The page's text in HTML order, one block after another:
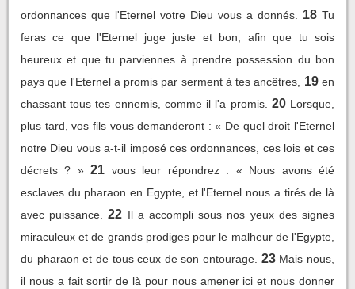
ordonnances que l'Eternel votre Dieu vous a donnés.
18 Tu
feras ce que l'Eternel juge juste et bon, afin que tu sois
heureux et que tu parviennes à prendre possession du bon
pays que l'Eternel a promis par serment à tes ancêtres,
19 en
chassant tous tes ennemis, comme il l'a promis. 20 Lorsque,
plus tard, vos fils vous demanderont : « De quel droit l'Eternel
notre Dieu vous a-t-il imposé ces ordonnances, ces lois et ces
décrets ? » 21 vous leur répondrez : « Nous avons été
esclaves du pharaon en Egypte, et l'Eternel nous a tirés de là
avec puissance.
22 Il a accompli sous nos yeux des signes
miraculeux et de grands prodiges pour le malheur de l'Egypte,
du pharaon et de tous ceux de son entourage. 23 Mais nous,
il nous a fait sortir de là pour nous amener ici et nous donner